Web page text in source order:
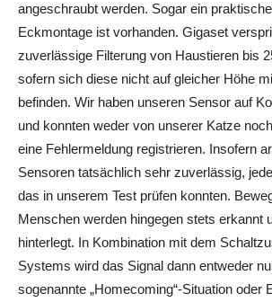
angeschraubt werden. Sogar ein
Eckmontage ist vorhanden. Gigaset
zuverlässige Filterung von Haustieren bis
sofern sich diese nicht auf gleicher Höhe
befinden. Wir haben unseren Sensor auf
und konnten weder von unserer Katze
eine Fehlermeldung registrieren. Insofern
Sensoren tatsächlich sehr zuverlässig,
das in unserem Test prüfen konnten.
Menschen werden hingegen stets erkannt
hinterlegt. In Kombination mit dem
Systems wird das Signal dann entweder
sogenannte „Homecoming“-Situation oder